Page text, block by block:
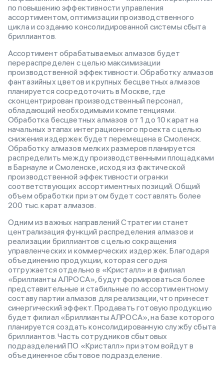
по повышению эффективности управления
ассортиментом, оптимизации производственного
цикла и созданию консолидированной системы сбыта
бриллиантов.
Ассортимент обрабатываемых алмазов будет
перераспределен с целью максимизации
производственной эффективности. Обработку алмазов
фантазийных цветов и крупных бесцветных алмазов
планируется сосредоточить в Москве, где
сконцентрирован производственный персонал,
обладающий необходимыми компетенциями.
Обработка бесцветных алмазов от 1 до 10 карат на
начальных этапах интеграционного проекта с целью
снижения издержек будет перемещена в Смоленск.
Обработку алмазов мелких размеров планируется
распределить между производственными площадками
в Барнауле и Смоленске, исходя из фактической
производственной эффективности огранки
соответствующих ассортиментных позиций. Общий
объем обработки при этом будет составлять более
200 тыс. карат алмазов.
Одним из важных направлений Стратегии станет
централизация функций распределения алмазов и
реализации бриллиантов с целью сокращения
управленческих и коммерческих издержек. Благодаря
объединению продукции, которая сегодня
отгружается отдельно в «Кристалл» и в филиал
«Бриллианты АЛРОСА», будут формироваться более
представительные и стабильные по ассортиментному
составу партии алмазов для реализации, что принесет
синергический эффект. Продавать готовую продукцию
будет филиал «Бриллианты АЛРОСА», на базе которого
планируется создать консолидированную службу сбыта
бриллиантов. Часть сотрудников сбытовых
подразделений ПО «Кристалл» при этом войдут в
объединенное сбытовое подразделение.